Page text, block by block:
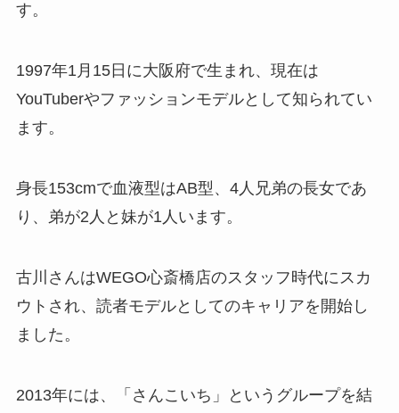
す。
1997年1月15日に大阪府で生まれ、現在は
YouTuberやファッションモデルとして知られてい
ます。
身長153cmで血液型はAB型、4人兄弟の長女であ
り、弟が2人と妹が1人います。
古川さんはWEGO心斎橋店のスタッフ時代にスカ
ウトされ、読者モデルとしてのキャリアを開始し
ました。
2013年には、「さんこいち」というグループを結